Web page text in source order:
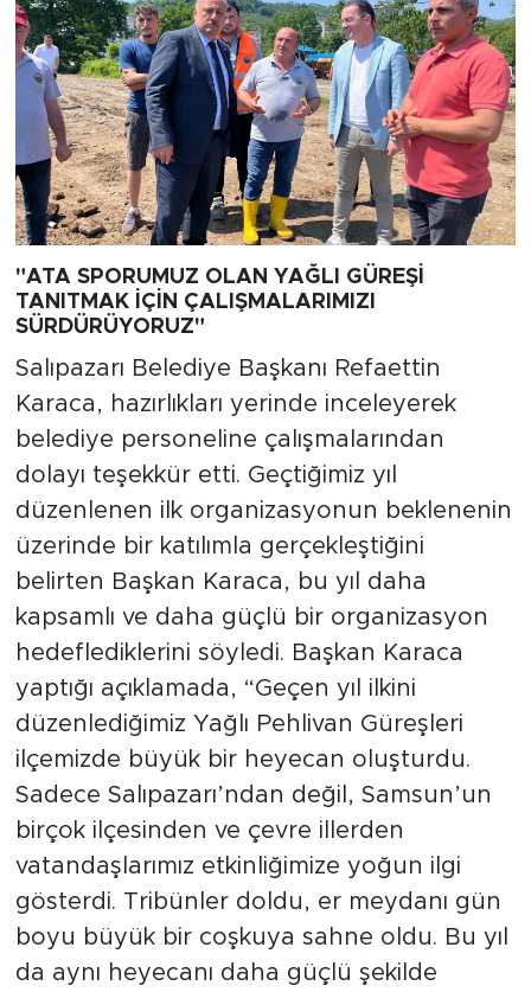
"ATA SPORUMUZ OLAN YAĞLI GÜREŞİ
TANITMAK İÇİN ÇALIŞMALARIMIZI
SÜRDÜRÜYORUZ"
Salıpazarı Belediye Başkanı Refaettin
Karaca, hazırlıkları yerinde inceleyerek
belediye personeline çalışmalarından
dolayı teşekkür etti. Geçtiğimiz yıl
düzenlenen ilk organizasyonun beklenenin
üzerinde bir katılımla gerçekleştiğini
belirten Başkan Karaca, bu yıl daha
kapsamlı ve daha güçlü bir organizasyon
hedeflediklerini söyledi. Başkan Karaca
yaptığı açıklamada, “Geçen yıl ilkini
düzenlediğimiz Yağlı Pehlivan Güreşleri
ilçemizde büyük bir heyecan oluşturdu.
Sadece Salıpazarı’ndan değil, Samsun’un
birçok ilçesinden ve çevre illerden
vatandaşlarımız etkinliğimize yoğun ilgi
gösterdi. Tribünler doldu, er meydanı gün
boyu büyük bir coşkuya sahne oldu. Bu yıl
da aynı heyecanı daha güçlü şekilde